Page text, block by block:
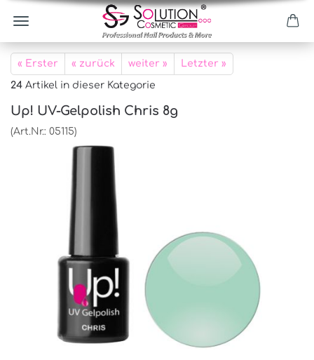
« Erster « zurück weiter » Letzter »
24 Artikel in dieser Kategorie
Up! UV-Gelpolish Chris 8g
(Art.Nr.: 05115)